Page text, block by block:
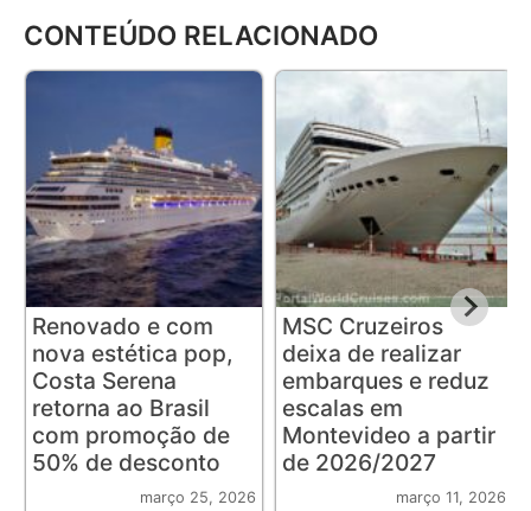
CONTEÚDO RELACIONADO
Renovado e com
nova estética pop,
Costa Serena
retorna ao Brasil
com promoção de
50% de desconto
março 25, 2026
MSC Cruzeiros
deixa de realizar
embarques e reduz
escalas em
Montevideo a partir
de 2026/2027
março 11, 2026